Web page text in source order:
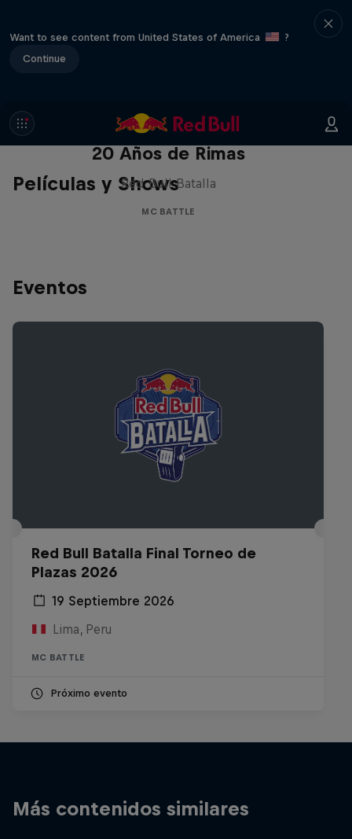
Want to see content from United States of America
?
Continue
Películas y Shows
Red Bull Batalla Nueva Historia:
20 Años de Rimas
Red Bull Batalla
MC BATTLE
Eventos
Red Bull Batalla Final Torneo de
Plazas 2026
19 Septiembre 2026
Lima, Peru
MC BATTLE
Próximo evento
Más contenidos similares